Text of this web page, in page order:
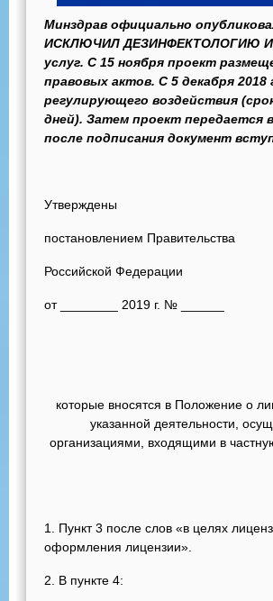
Минздрав официально
ИСКЛЮЧИЛ ДЕЗИНФЕКТОЛОГИЮ И
услуг. С 15 ноября проект
правовых актов. С 5 декабря
регулирующего воздействия
дней). Затем проект передается
после подписания документ
Утверждены
постановлением Правительства
Российской Федерации
от ________ 2019 г. № ______
которые вносятся в Положение о
указанной деятельности,
организациями, входящими в
1. Пункт 3 после слов «в целях
оформления лицензии».
2. В пункте 4: